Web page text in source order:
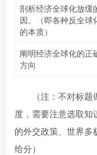
剖析经济全球化放缓
因。（即各种反全球
的本质）
阐明经济全球化的正
方向
（注：不对标
度，需要注意选取
的外交政策、世界多
给分）